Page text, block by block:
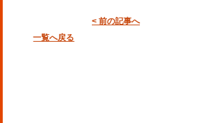
< 前の記事へ
一覧へ戻る